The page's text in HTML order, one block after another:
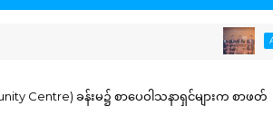
ARTICLE
Centre) ခန်းမ၌ စာပေဝါသနာရှင်များက စာဖတ်